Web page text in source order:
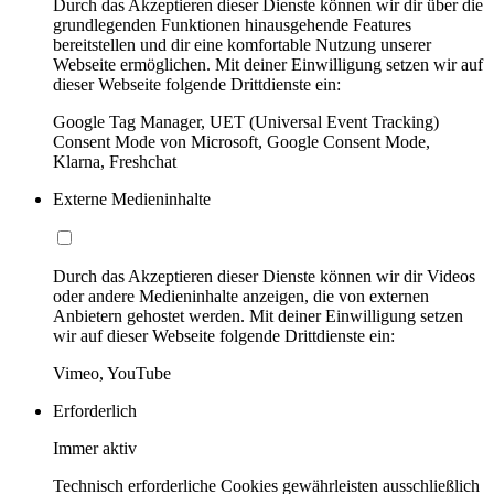
Durch das Akzeptieren dieser Dienste können wir dir über die
grundlegenden Funktionen hinausgehende Features
bereitstellen und dir eine komfortable Nutzung unserer
Webseite ermöglichen. Mit deiner Einwilligung setzen wir auf
dieser Webseite folgende Drittdienste ein:
Google Tag Manager, UET (Universal Event Tracking)
Consent Mode von Microsoft, Google Consent Mode,
Klarna, Freshchat
Externe Medieninhalte
Durch das Akzeptieren dieser Dienste können wir dir Videos
oder andere Medieninhalte anzeigen, die von externen
Anbietern gehostet werden. Mit deiner Einwilligung setzen
wir auf dieser Webseite folgende Drittdienste ein:
Vimeo, YouTube
Erforderlich
Immer aktiv
Technisch erforderliche Cookies gewährleisten ausschließlich